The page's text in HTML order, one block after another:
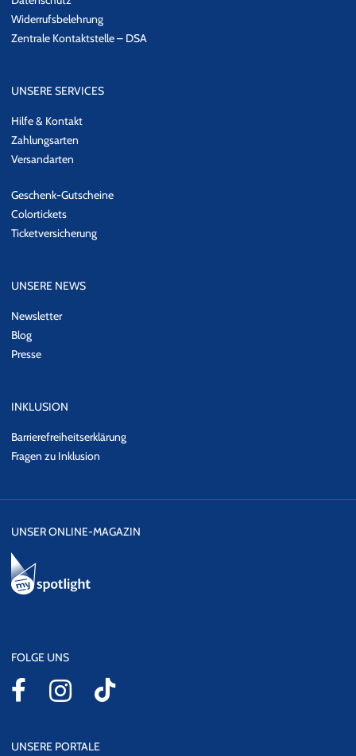
Widerrufsbelehrung
Zentrale Kontaktstelle – DSA
UNSERE SERVICES
Hilfe & Kontakt
Zahlungsarten
Versandarten
Geschenk-Gutscheine
Colortickets
Ticketversicherung
UNSERE NEWS
Newsletter
Blog
Presse
INKLUSION
Barrierefreiheitserklärung
Fragen zu Inklusion
UNSER ONLINE-MAGAZIN
FOLGE UNS
UNSERE PORTALE